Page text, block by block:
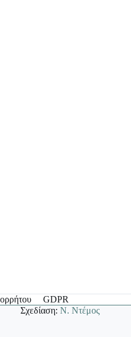
GDPR
Σχεδίαση:Ν. Ντέμος